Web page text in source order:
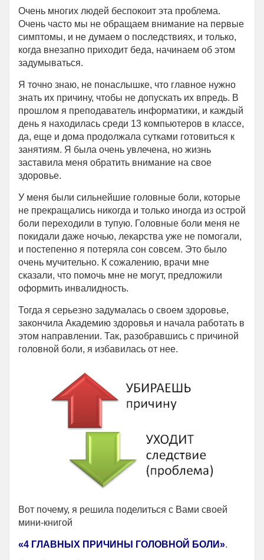
Очень многих людей беспокоит эта проблема.
Очень часто мы не обращаем внимание на первые
симптомы, и не думаем о последствиях, и только,
когда внезапно приходит беда, начинаем об этом
задумываться.
Я точно знаю, не понаслышке, что главное нужно
знать их причину, чтобы не допускать их впредь. В
прошлом я преподаватель информатики, и каждый
день я находилась среди 13 компьютеров в классе,
да, еще и дома продолжала сутками готовиться к
занятиям. Я была очень увлечена, но жизнь
заставила меня обратить внимание на свое
здоровье.
У меня были сильнейшие головные боли, которые
не прекращались никогда и только иногда из острой
боли переходили в тупую. Головные боли меня не
покидали даже ночью, лекарства уже не помогали,
и постепенно я потеряла сон совсем. Это было
очень мучительно. К сожалению, врачи мне
сказали, что помочь мне не могут, предложили
оформить инвалидность.
Тогда я серьезно задумалась о своем здоровье,
закончила Академию здоровья и начала работать в
этом направлении. Так, разобравшись с причиной
головной боли, я избавилась от нее.
Вот почему, я решила поделиться с Вами своей
мини-книгой
«4 ГЛАВНЫХ ПРИЧИНЫ ГОЛОВНОЙ БОЛИ».